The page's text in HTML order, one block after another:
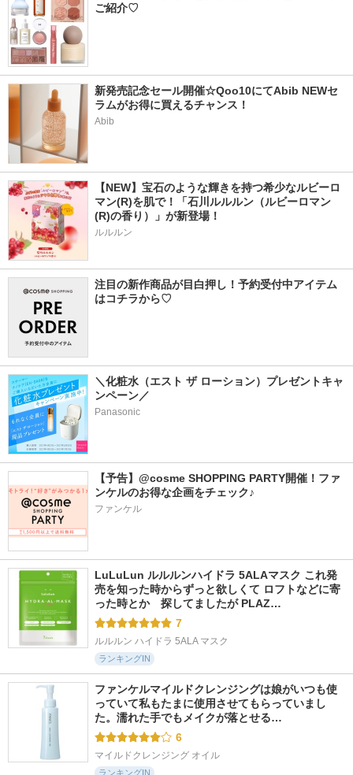
ご紹介♡
新発売記念セール開催☆Qoo10にてAbib NEWセ
ラムがお得に買えるチャンス！
Abib
【NEW】宝石のような輝きを持つ希少なルビーロ
マン(R)を肌で！「石川ルルルン（ルビーロマン
(R)の香り）」が新登場！
ルルルン
注目の新作商品が目白押し！予約受付中アイテム
はコチラから♡
＼化粧水（エスト ザ ローション）プレゼントキャ
ンペーン／
Panasonic
【予告】@cosme SHOPPING PARTY開催！ファ
ンケルのお得な企画をチェック♪
ファンケル
LuLuLun ルルルンハイドラ 5ALAマスク これ発
売を知った時からずっと欲しくて ロフトなどに寄
った時とか　探してましたが PLAZ…
7
ルルルン ハイドラ 5ALA マスク
ランキングIN
ファンケルマイルドクレンジングは娘がいつも使
っていて私もたまに使用させてもらっていまし
た。濡れた手でもメイクが落とせる…
6
マイルドクレンジング オイル
ランキングIN